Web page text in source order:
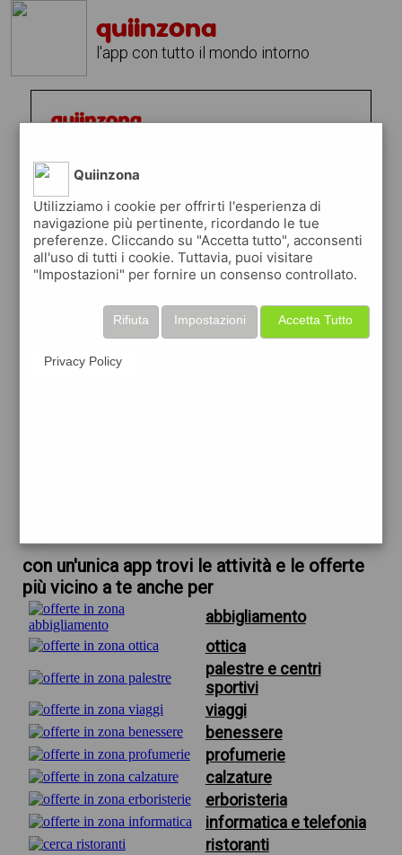
quiinzona
l'app con tutto il mondo intorno
con un'unica app trovi le attività e le offerte
più vicino a te anche per
abbigliamento
ottica
palestre e centri
sportivi
viaggi
benessere
profumerie
calzature
erboristeria
informatica e telefonia
ristoranti
Quiinzona
Utilizziamo i cookie per offrirti l'esperienza di
navigazione più pertinente, ricordando le tue
preferenze. Cliccando su "Accetta tutto", acconsenti
all'uso di tutti i cookie. Tuttavia, puoi visitare
"Impostazioni" per fornire un consenso controllato.
Accetta Tutto
Impostazioni
Rifiuta
Privacy Policy